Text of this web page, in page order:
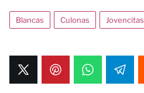
Blancas Culonas Jovencitas